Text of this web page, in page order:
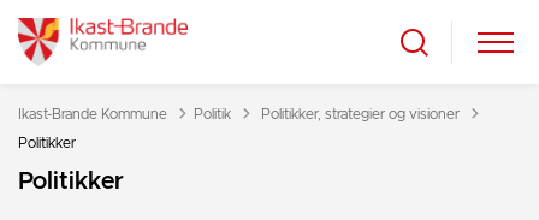
Ikast-Brande Kommune Politik
Tilbage til
Politikker, strategier og visioner
Politikker
Politikker